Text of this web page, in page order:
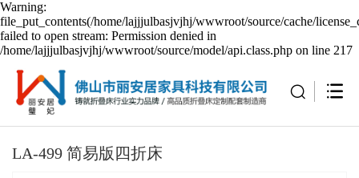
Warning:
file_put_contents(/home/lajjjulbasjvjhj/wwwroot/source/cache/
failed to open stream: Permission denied in
/home/lajjjulbasjvjhj/wwwroot/source/model/api.class.php on line 217
LA-499 简易版四折床